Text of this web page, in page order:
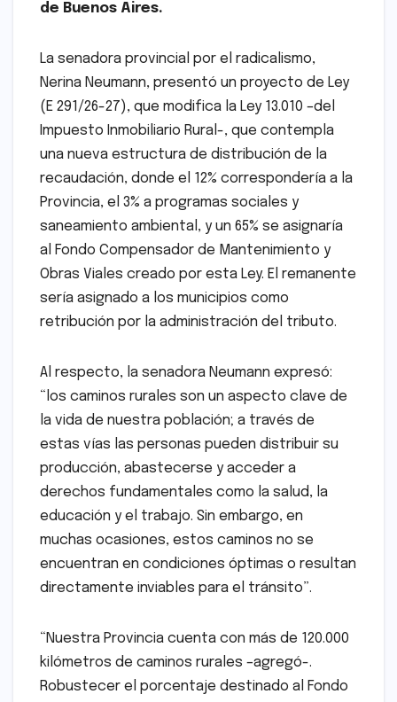
de Buenos Aires.
La senadora provincial por el radicalismo,
Nerina Neumann, presentó un proyecto de Ley
(E 291/26-27), que modifica la Ley 13.010 –del
Impuesto Inmobiliario Rural-, que contempla
una nueva estructura de distribución de la
recaudación, donde el 12% correspondería a la
Provincia, el 3% a programas sociales y
saneamiento ambiental, y un 65% se asignaría
al Fondo Compensador de Mantenimiento y
Obras Viales creado por esta Ley. El remanente
sería asignado a los municipios como
retribución por la administración del tributo.
Al respecto, la senadora Neumann expresó:
“los caminos rurales son un aspecto clave de
la vida de nuestra población; a través de
estas vías las personas pueden distribuir su
producción, abastecerse y acceder a
derechos fundamentales como la salud, la
educación y el trabajo. Sin embargo, en
muchas ocasiones, estos caminos no se
encuentran en condiciones óptimas o resultan
directamente inviables para el tránsito”.
“Nuestra Provincia cuenta con más de 120.000
kilómetros de caminos rurales –agregó-.
Robustecer el porcentaje destinado al Fondo